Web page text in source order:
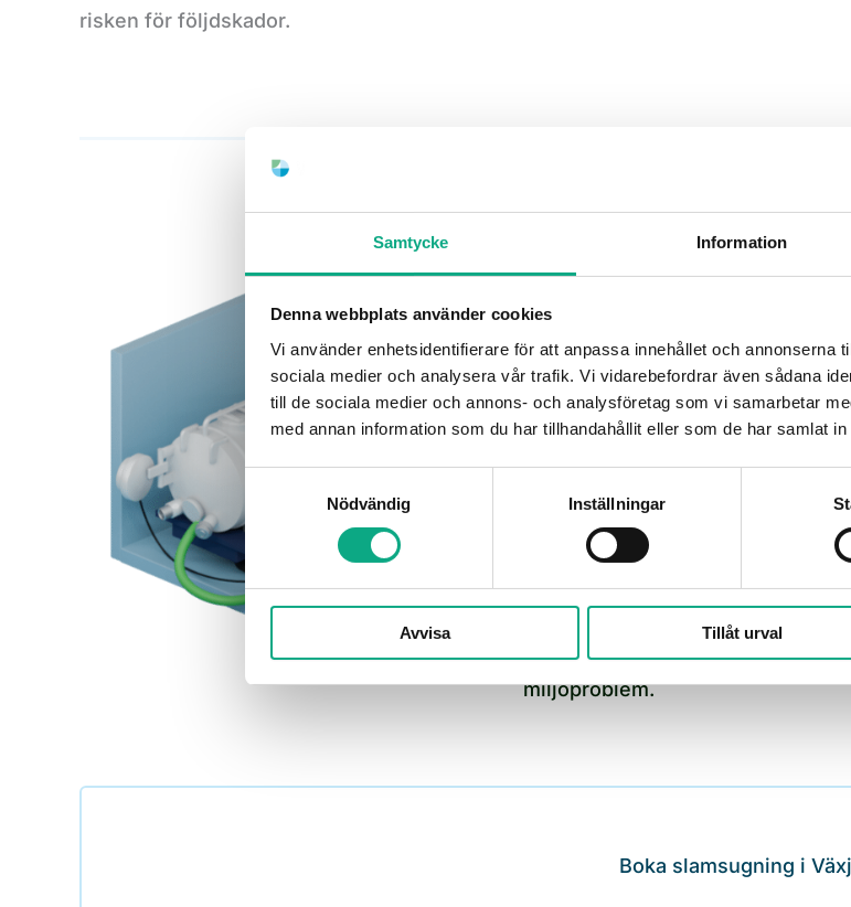
Samtycke Information
Denna webbplats använder cookies
Vi använder enhetsidentifierare för att anpassa innehållet och annonserna
sociala medier och analysera vår trafik. Vi vidarebefordrar även sådana
till de sociala medier och annons- och analysföretag som vi samarbetar
med annan information som du har tillhandahållit eller som de har samlat
Nödvändig
Inställningar
Avvisa Tillåt urval
risken för följdskador.
Vi tömmer det du behöver
Vi hanterar trekammarbrunnar,
septiktankar, dagvattenbrunnar,
fettavskiljare och oljeavskiljare
utrustning för varje brunnstyp.
STABIL DRIFT
Förebygg baktryck och lukt
Regelbunden tömning minskar
överfyllning, lukt och baktryck
fastigheten och i värsta fall
miljöproblem.
Boka slamsugning i